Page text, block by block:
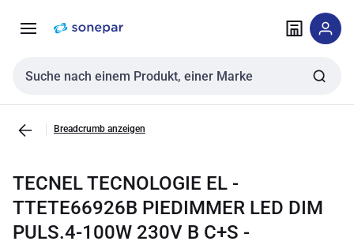
NavigationInhalt
Sucheingabe
Breadcrumb anzeigen
TECNEL TECNOLOGIE EL -
TTETE66926B PIEDIMMER LED DIM
PULS.4-100W 230V B C+S -